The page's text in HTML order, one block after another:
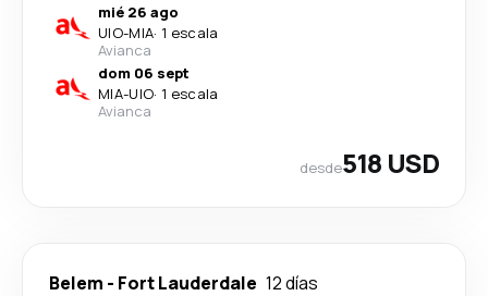
mié 26 ago
UIO-MIA· 1 escala
Avianca
dom 06 sept
MIA-UIO· 1 escala
Avianca
desde518 USD
Belem - Fort Lauderdale 12 días